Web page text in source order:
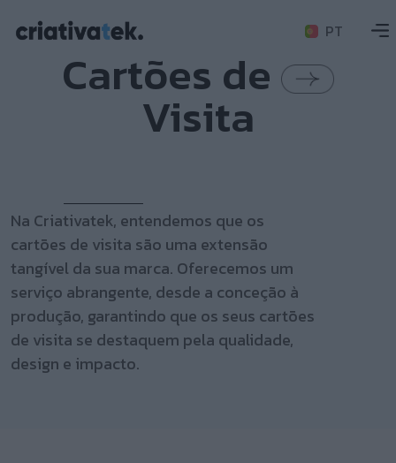
PT
Cartões de
Visita
Na Criativatek, entendemos que os
cartões de visita são uma extensão
tangível da sua marca. Oferecemos um
serviço abrangente, desde a conceção à
produção, garantindo que os seus cartões
de visita se destaquem pela qualidade,
design e impacto.